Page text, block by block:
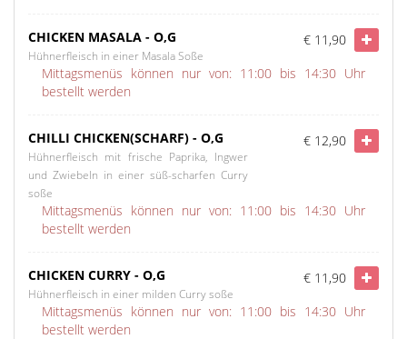
CHICKEN MASALA - O,G
Hühnerfleisch in einer Masala Soße
€ 11,90
Mittagsmenüs können nur von: 11:00 bis 14:30 Uhr
bestellt werden
CHILLI CHICKEN(SCHARF) - O,G
Hühnerfleisch mit frische Paprika, Ingwer
und Zwiebeln in einer süß-scharfen Curry
soße
€ 12,90
Mittagsmenüs können nur von: 11:00 bis 14:30 Uhr
bestellt werden
CHICKEN CURRY - O,G
Hühnerfleisch in einer milden Curry soße
€ 11,90
Mittagsmenüs können nur von: 11:00 bis 14:30 Uhr
bestellt werden